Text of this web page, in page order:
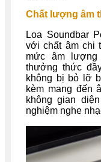
Chất lượng âm
Loa Soundbar
với chất âm chi
mức âm
thưởng thức
không bị bỏ lỡ
kèm mang đến
không gian
nghiệm nghe